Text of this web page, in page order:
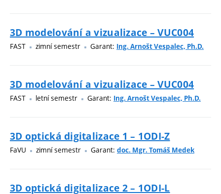
3D modelování a vizualizace – VUC004
FAST zimní semestr Garant: Ing. Arnošt Vespalec, Ph.D.
3D modelování a vizualizace – VUC004
FAST letní semestr Garant: Ing. Arnošt Vespalec, Ph.D.
3D optická digitalizace 1 – 1ODI-Z
FaVU zimní semestr Garant: doc. Mgr. Tomáš Medek
3D optická digitalizace 2 – 1ODI-L